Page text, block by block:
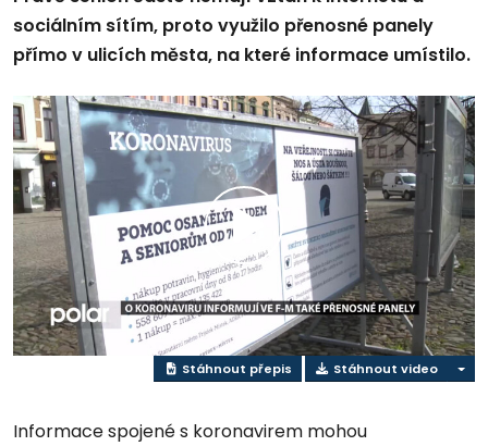
sociálním sítím, proto využilo přenosné panely
přímo v ulicích města, na které informace umístilo.
Přehrát
video
Stáhnout přepis Stáhnout video
Informace spojené s koronavirem mohou